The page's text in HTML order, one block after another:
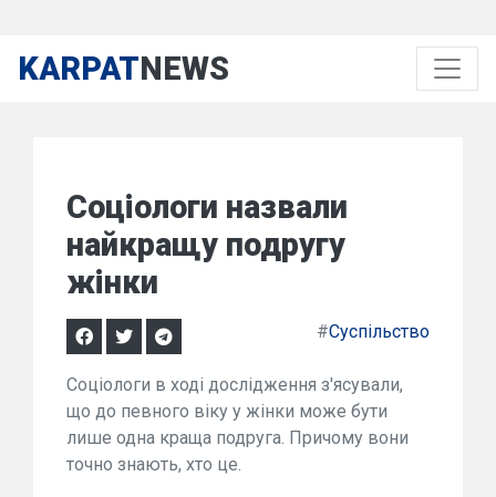
KARPATNEWS
Соціологи назвали
найкращу подругу
жінки
#Суспільство
Соціологи в ході дослідження з'ясували,
що до певного віку у жінки може бути
лише одна краща подруга. Причому вони
точно знають, хто це.